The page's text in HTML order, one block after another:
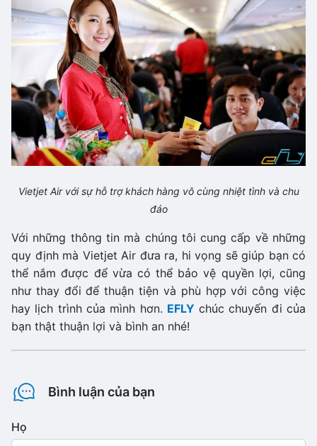
Vietjet Air với sự hỗ trợ khách hàng vô cùng nhiệt tình và chu
đáo
Với những thông tin mà chúng tôi cung cấp về những
quy định mà Vietjet Air đưa ra, hi vọng sẽ giúp bạn có
thể nắm được để vừa có thể bảo vệ quyền lợi, cũng
như thay đổi để thuận tiện và phù hợp với công việc
hay lịch trình của mình hơn. EFLY chúc chuyến đi của
bạn thật thuận lợi và bình an nhé!
Bình luận của bạn
Họ